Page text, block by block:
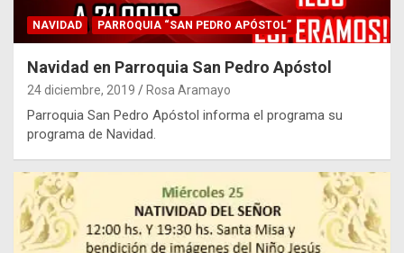
NAVIDAD PARROQUIA “SAN PEDRO APÓSTOL”
Navidad en Parroquia San Pedro Apóstol
24 diciembre, 2019 Rosa Aramayo
Parroquia San Pedro Apóstol informa el programa su
programa de Navidad.